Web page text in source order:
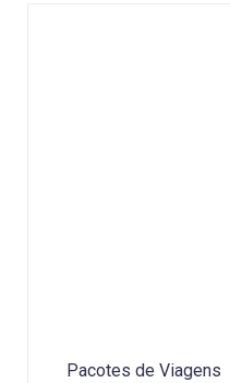
Pacotes de Viagens